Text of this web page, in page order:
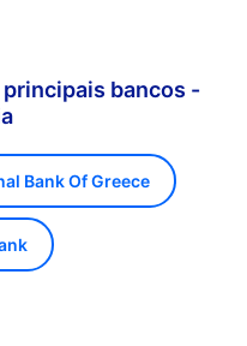
principais bancos -
Bank Of Greece